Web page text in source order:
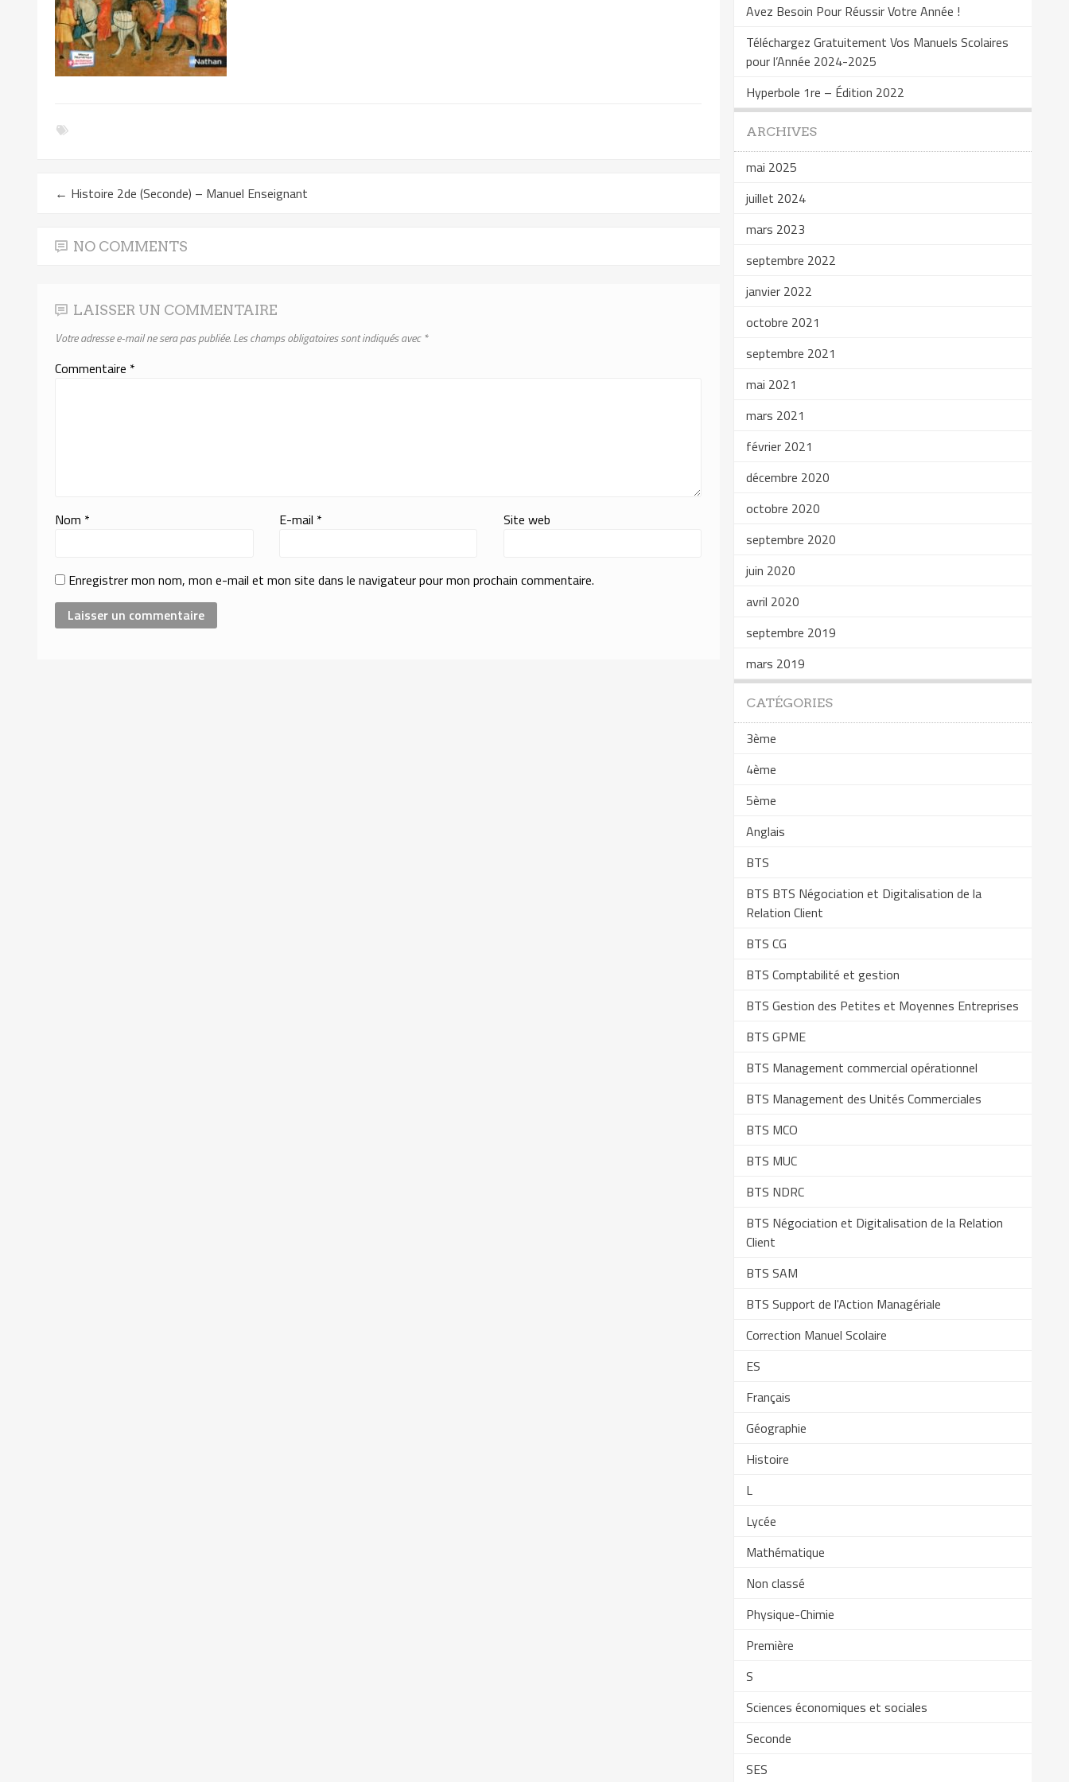
← Histoire 2de (Seconde) – Manuel Enseignant
NO COMMENTS
LAISSER UN COMMENTAIRE
Votre adresse e-mail ne sera pas publiée.Les champs obligatoires sont indiqués avec*
Commentaire *
Nom * E-mail * Site web
Enregistrer mon nom, mon e-mail et mon site dans le navigateur pour mon prochain commentaire.
Avez Besoin Pour Réussir Votre Année !
Téléchargez Gratuitement Vos Manuels Scolaires
pour l’Année 2024-2025
Hyperbole 1re – Édition 2022
ARCHIVES
mai 2025
juillet 2024
mars 2023
septembre 2022
janvier 2022
octobre 2021
septembre 2021
mai 2021
mars 2021
février 2021
décembre 2020
octobre 2020
septembre 2020
juin 2020
avril 2020
septembre 2019
mars 2019
CATÉGORIES
3ème
4ème
5ème
Anglais
BTS
BTS BTS Négociation et Digitalisation de la
Relation Client
BTS CG
BTS Comptabilité et gestion
BTS Gestion des Petites et Moyennes Entreprises
BTS GPME
BTS Management commercial opérationnel
BTS Management des Unités Commerciales
BTS MCO
BTS MUC
BTS NDRC
BTS Négociation et Digitalisation de la Relation
Client
BTS SAM
BTS Support de l'Action Managériale
Correction Manuel Scolaire
ES
Français
Géographie
Histoire
L
Lycée
Mathématique
Non classé
Physique-Chimie
Première
S
Sciences économiques et sociales
Seconde
SES